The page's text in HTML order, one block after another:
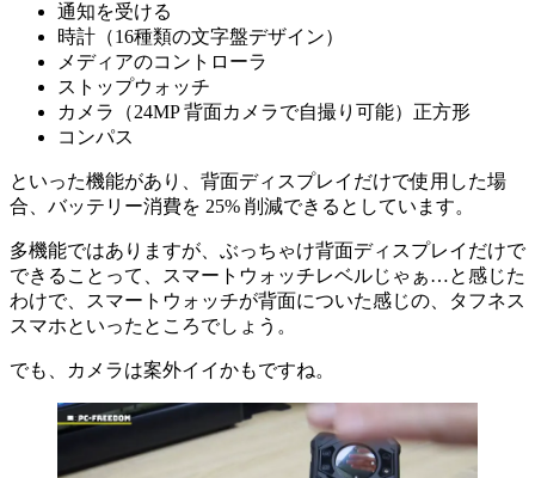
通知を受ける
時計（16種類の文字盤デザイン）
メディアのコントローラ
ストップウォッチ
カメラ（24MP 背面カメラで自撮り可能）正方形
コンパス
といった機能があり、背面ディスプレイだけで使用した場
合、バッテリー消費を 25% 削減できるとしています。
多機能ではありますが、ぶっちゃけ背面ディスプレイだけで
できることって、スマートウォッチレベルじゃぁ…と感じた
わけで、スマートウォッチが背面についた感じの、タフネス
スマホといったところでしょう。
でも、カメラは案外イイかもですね。